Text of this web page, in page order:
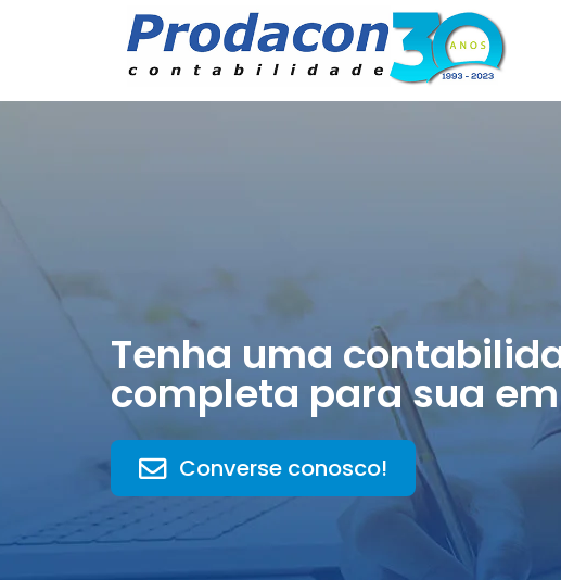
Tenha uma
completa para sua
Converse conosco!